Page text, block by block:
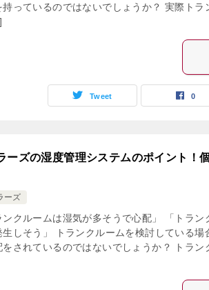
持っているのではないでしょうか？ 実際トラ
Tweet 0
ーズの湿度管理システムのポイント！
ーズ
ンクルームは湿気が多そうで心配」 「トラ
生しそう」 トランクルームを検討している場
をされているのではないでしょうか？ トラン